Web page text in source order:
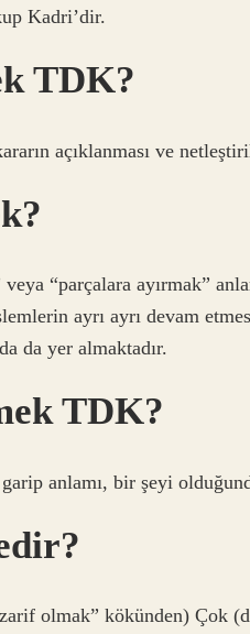
Kadri’dir.
TDK?
açıklanması ve
“parçalara ayırmak”
ayrı ayrı devam
da yer almaktadır.
TDK?
anlamı, bir şeyi